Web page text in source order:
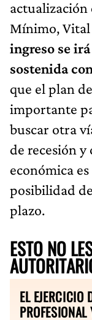
actualización
Mínimo, Vital
ingreso se
sostenida
que el plan
importante
buscar otra
de recesión
económica
posibilidad
plazo.
ESTO NO
EL EJERCICIO